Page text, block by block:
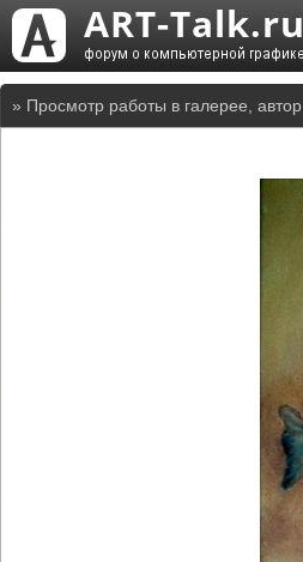
» Просмотр работы в галерее, автор